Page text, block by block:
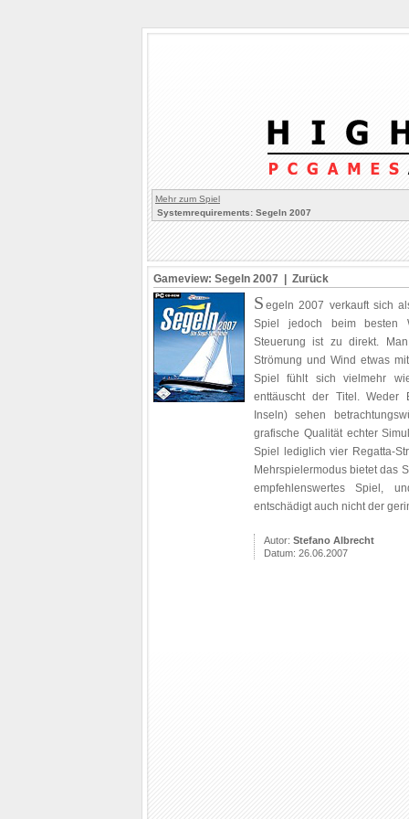
Gameview: Segeln 2007 | Zurück
S egeln 2007 verkauft sich
Spiel jedoch beim besten
Steuerung ist zu direkt.
Strömung und Wind etwas
Spiel fühlt sich vielmehr
enttäuscht der Titel. Weder
Inseln) sehen
grafische Qualität echter
Spiel lediglich vier Regatta-
Mehrspielermodus bietet das
empfehlenswertes Spiel,
entschädigt auch nicht der
Autor: Stefano Albrecht
Datum: 26.06.2007
Mehr zum Spiel
Systemrequirements: Segeln 2007